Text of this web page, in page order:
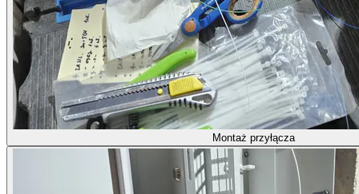
Montaż przyłącza